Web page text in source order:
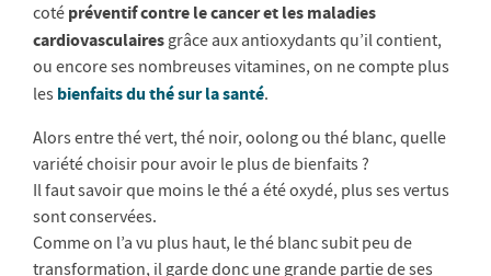
coté préventif contre le cancer et les maladies
cardiovasculaires grâce aux antioxydants qu’il contient,
ou encore ses nombreuses vitamines, on ne compte plus
les bienfaits du thé sur la santé.
Alors entre thé vert, thé noir, oolong ou thé blanc, quelle
variété choisir pour avoir le plus de bienfaits ?
Il faut savoir que moins le thé a été oxydé, plus ses vertus
sont conservées.
Comme on l’a vu plus haut, le thé blanc subit peu de
transformation, il garde donc une grande partie de ses